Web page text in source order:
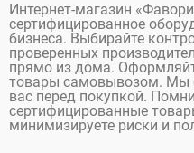
Интернет-магазин
сертифицированное
бизнеса. Выбирайте
проверенных
прямо из дома.
товары самовывозом. Мы
вас перед покупкой.
сертифицированные
минимизируете риски и